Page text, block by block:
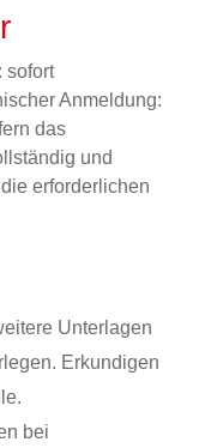
sofort
Anmeldung:
das
und
erforderlichen
Unterlagen
Erkundigen
bei